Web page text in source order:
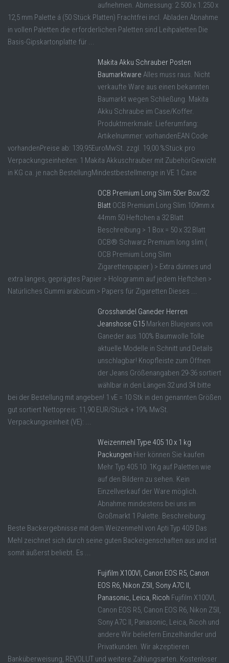
aufnehmen. Abmessung: 2.500 x 1.250 x
12,5 mm Palette á (50 Stück Platten) Frachtfrei incl. Abladen Abnahme
in vollen Paletten die erforderlichen Paletten sind Leihpaletten Die
Basis-Gipskartonplatte für ...
Makita Akku Schrauber Posten
Baumarktware Alles muss raus. Nicht
verkaufte Ware aus einen bekannten
Baumarkt wegen Schließung. Makita
Akku Schraube im Case/Koffer.
Produktmerkmale: Lieferumfang:
Artikelnummer: vorhandenEAN Code
vorhandenPreise ab: 139,95EuroMwSt. zzgl. 19,00 %Stück pro
Verpackungseinheiten: 1 Makita Akkuschrauber mit ZubehörGewicht
in KG ca. je nach BestellungMindestbestellmenge in VE 1 Case
OCB Premium Long Slim 50er Box/32
Blatt OCB Premium Long Slim 109mm x
44mm 50 Heftchen a 32 Blatt
Beschreibung > 1 Box = 50 x 32 Blatt
OCB® Schwarz Premium long slim (
OCB Premium Long Slim
Zigarettenpapier ) > Extra dünnes und
extra langes, geprägtes Papier > Hologramm auf jedem Heftchen >
Natürliches Gummi arabicum > Papers für Zigaretten Dieses ...
Grosshandel Ganeder Herren
Jeanshose G15 Marken Bluejeans von
Ganeder aus 100% Baumwolle Tolle
aktuelle Modelle in Schnitt und Details
unschlagbar! Knopfleiste zum Öffnen
der Jeans Größenangaben 29-36 sortiert
wählbar in den Längen 32 und 34 bitte
bei der Bestellung mit angeben! 1 vE = 10 Stk in den genannten Größen
gut sortiert Nettopreis: 11,90 EUR/Stück + 19% MwSt.
Verpackungseinheit (VE): ...
Weizenmehl Type 405 10 x 1 kg
Packungen Hier können Sie kaufen
Mehr Typ 405 10 1Kg auf Paletten wie
auf den Bildern zu sehen. Kein
Einzellverkauf der Ware möglich.
Abnahme mindestens bei uns im
Großmarkt 1 Palette. Beschreibung:
Beste Backergebnisse mit dem Weizenmehl von Apti Typ 405! Das
Mehl zeichnet sich durch seine guten Backeigenschaften aus und ist
somit äußerst beliebt. Es ...
Fujifilm X100VI, Canon EOS R5, Canon
EOS R6, Nikon Z5II, Sony A7C II,
Panasonic, Leica, Ricoh Fujifilm X100VI,
Canon EOS R5, Canon EOS R6, Nikon Z5II,
Sony A7C II, Panasonic, Leica, Ricoh und
andere Wir beliefern Einzelhändler und
Privatkunden. Wir akzeptieren
Banküberweisung, REVOLUT und weitere Zahlungsarten. Kostenloser